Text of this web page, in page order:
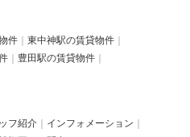
件
東中神駅の賃貸物件
豊田駅の賃貸物件
フ紹介
インフォメーション